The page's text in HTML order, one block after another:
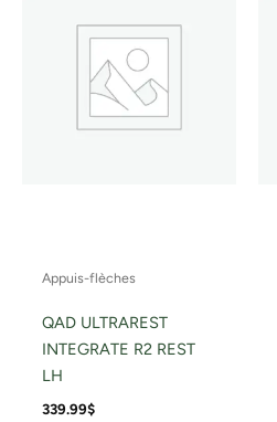
Appuis-flèches
QAD ULTRAREST
INTEGRATE R2 REST
LH
339.99$